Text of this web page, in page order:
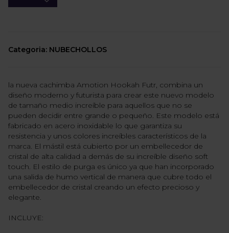
Categoria: NUBECHOLLOS
la nueva cachimba Amotion Hookah Futr, combina un
diseño moderno y futurista para crear este nuevo modelo
de tamaño medio increíble para aquellos que no se
pueden decidir entre grande o pequeño. Este modelo está
fabricado en acero inoxidable lo que garantiza su
resistencia y unos colores increíbles característicos de la
marca. El mástil está cubierto por un embellecedor de
cristal de alta calidad a demás de su increíble diseño soft
touch. El estilo de purga es único ya que han incorporado
una salida de humo vertical de manera que cubre todo el
embellecedor de cristal creando un efecto precioso y
elegante.
INCLUYE: